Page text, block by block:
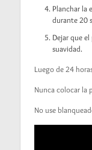
Planchar la
durante 20
Dejar que
suavidad.
Luego de 24
Nunca colocar la
No use